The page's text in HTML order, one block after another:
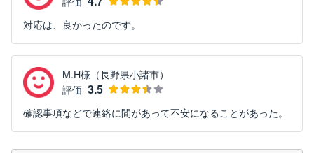
対応は、良かったのです。
M.H様（長野県小諸市）
評価 3.5
確認事項などで連絡に間があって不安になることがあった。